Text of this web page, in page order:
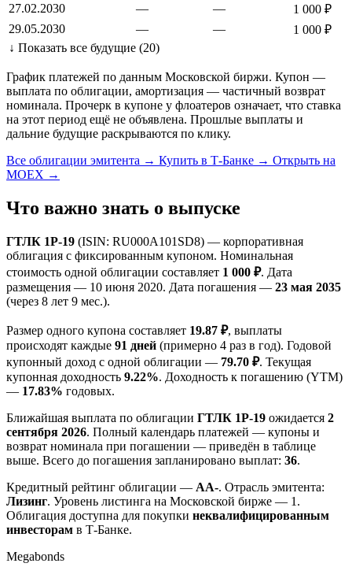
27.02.2030
— —
1 000 ₽
29.05.2030
— —
1 000 ₽
↓ Показать все будущие (20)
График платежей по данным Московской биржи. Купон —
выплата по облигации, амортизация — частичный возврат
номинала. Прочерк в купоне у флоатеров означает, что ставка
на этот период ещё не объявлена. Прошлые выплаты и
дальние будущие раскрываются по клику.
Все облигации эмитента → Купить в Т-Банке → Открыть на
MOEX →
Что важно знать о выпуске
ГТЛК 1P-19 (ISIN: RU000A101SD8) — корпоративная
облигация с фиксированным купоном. Номинальная
стоимость одной облигации составляет 1 000 ₽. Дата
размещения — 10 июня 2020. Дата погашения — 23 мая 2035
(через 8 лет 9 мес.).
Размер одного купона составляет 19.87 ₽, выплаты
происходят каждые 91 дней (примерно 4 раз в год). Годовой
купонный доход с одной облигации — 79.70 ₽. Текущая
купонная доходность 9.22%. Доходность к погашению (YTM)
— 17.83% годовых.
Ближайшая выплата по облигации ГТЛК 1P-19 ожидается 2
сентября 2026. Полный календарь платежей — купоны и
возврат номинала при погашении — приведён в таблице
выше. Всего до погашения запланировано выплат: 36.
Кредитный рейтинг облигации — AA-. Отрасль эмитента:
Лизинг. Уровень листинга на Московской бирже — 1.
Облигация доступна для покупки неквалифицированным
инвесторам в Т-Банке.
Megabonds